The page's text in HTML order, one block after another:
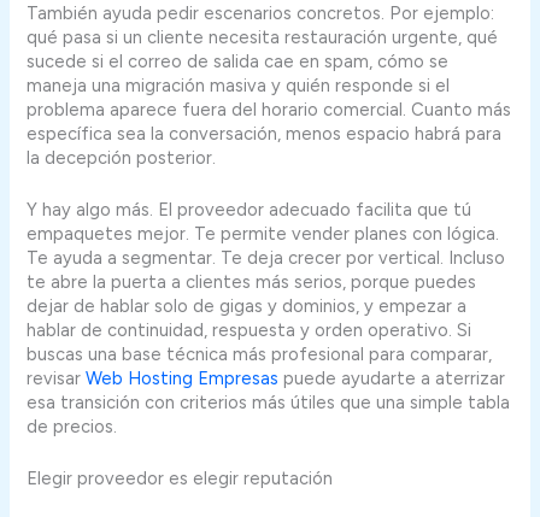
También ayuda pedir escenarios concretos. Por ejemplo:
qué pasa si un cliente necesita restauración urgente, qué
sucede si el correo de salida cae en spam, cómo se
maneja una migración masiva y quién responde si el
problema aparece fuera del horario comercial. Cuanto más
específica sea la conversación, menos espacio habrá para
la decepción posterior.
Y hay algo más. El proveedor adecuado facilita que tú
empaquetes mejor. Te permite vender planes con lógica.
Te ayuda a segmentar. Te deja crecer por vertical. Incluso
te abre la puerta a clientes más serios, porque puedes
dejar de hablar solo de gigas y dominios, y empezar a
hablar de continuidad, respuesta y orden operativo. Si
buscas una base técnica más profesional para comparar,
revisarWeb Hosting Empresas puede ayudarte a aterrizar
esa transición con criterios más útiles que una simple tabla
de precios.
Elegir proveedor es elegir reputación